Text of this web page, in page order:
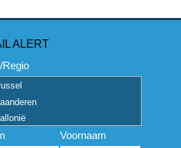
ALERT
Regio
Voornaam